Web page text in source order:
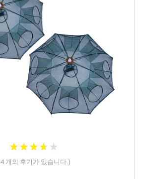
★★★★ ★
★★★★ ★
개의 후기가 있습니다.)